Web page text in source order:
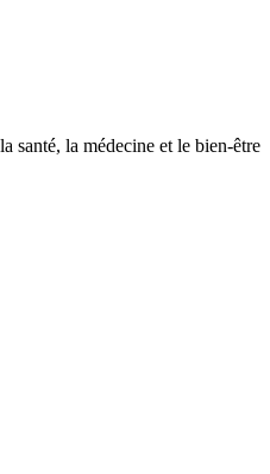
santé, la médecine et le bien-être